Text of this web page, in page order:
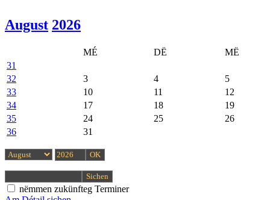
August 2026
MÉ DË
MË
31
32
3 4
5
33
10 11
12
34
17 18
19
35
24 25
26
36
31
nëmmen zukünfteg Terminer